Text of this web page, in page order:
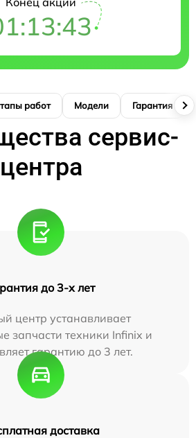
работ Модели Гарантия
сервис-
центра
до 3-х лет
центр устанавливает
запчасти техники Infinix и
гарантию до 3 лет.
доставка